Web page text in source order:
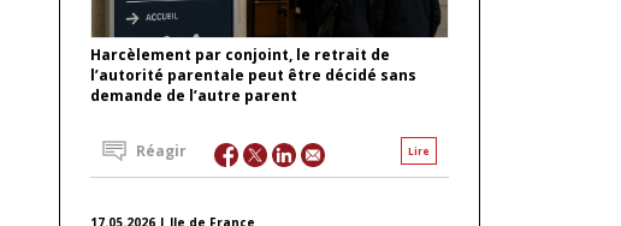
Harcèlement par conjoint, le retrait de
l’autorité parentale peut être décidé sans
demande de l’autre parent
Lire
Réagir
17.05.2026 | Ile de France